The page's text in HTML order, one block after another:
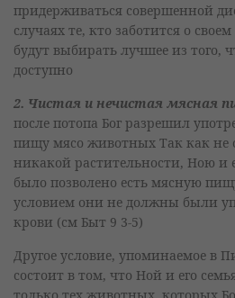
придерживаться совершенной
случаях те, кто заботится о своем
будут выбирать лучшее из того,
доступно
2. Чистая и нечистая мясная
после потопа Бог разрешил
пищу мясо животных Так как не
никакой растительности, Ною и
было позволено есть мясную
условием они не должны были
крови (см Быт 9 3-5)
Другое условие, упоминаемое в
состоит в том, что Ной и его